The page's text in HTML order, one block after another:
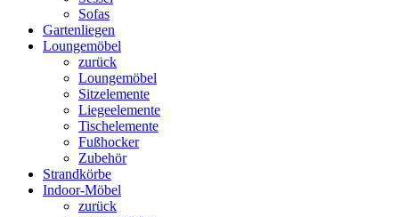
Sofas
Gartenliegen
Loungemöbel
zurück
Loungemöbel
Sitzelemente
Liegeelemente
Tischelemente
Fußhocker
Zubehör
Strandkörbe
Indoor-Möbel
zurück